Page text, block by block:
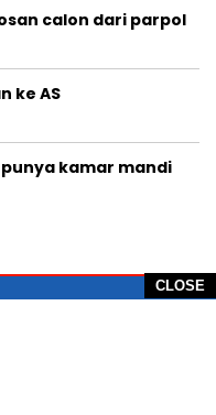
CLOSE
calon dari parpol
ke AS
kamar mandi